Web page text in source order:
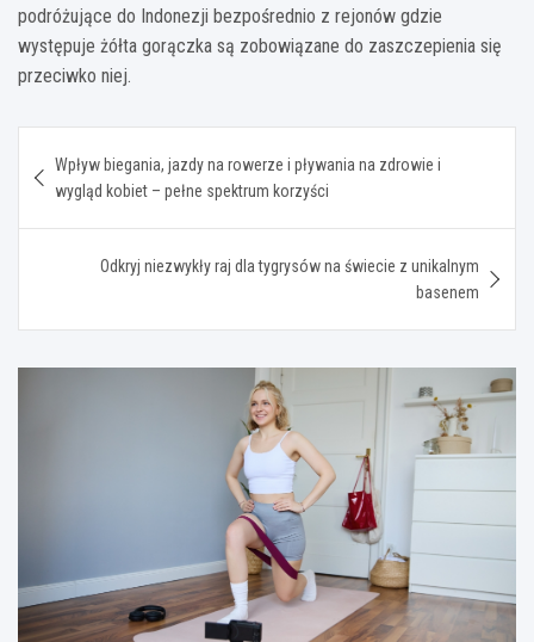
podróżujące do Indonezji bezpośrednio z rejonów gdzie
występuje żółta gorączka są zobowiązane do zaszczepienia się
przeciwko niej.
wpisu
Wpływ biegania, jazdy na rowerze i pływania na zdrowie i
wygląd kobiet – pełne spektrum korzyści
Odkryj niezwykły raj dla tygrysów na świecie z unikalnym
basenem